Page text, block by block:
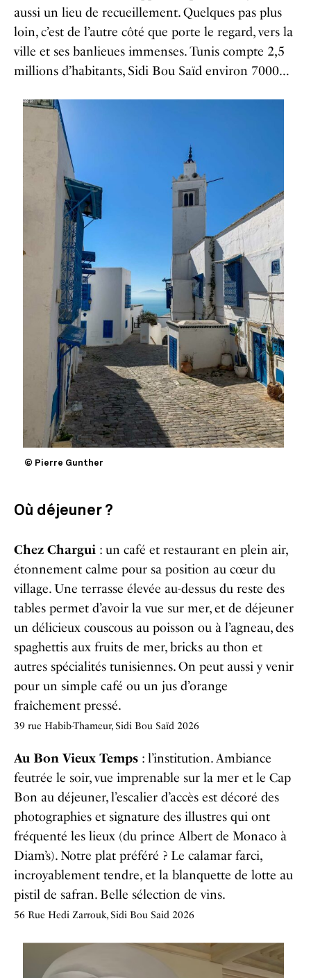
aussi un lieu de recueillement. Quelques pas plus
loin, c’est de l’autre côté que porte le regard, vers la
ville et ses banlieues immenses. Tunis compte 2,5
millions d’habitants, Sidi Bou Saïd environ 7000…
© Pierre Gunther
Où déjeuner ?
Chez Chargui : un café et restaurant en plein air,
étonnement calme pour sa position au cœur du
village. Une terrasse élevée au-dessus du reste des
tables permet d’avoir la vue sur mer, et de déjeuner
un délicieux couscous au poisson ou à l’agneau, des
spaghettis aux fruits de mer, bricks au thon et
autres spécialités tunisiennes. On peut aussi y venir
pour un simple café ou un jus d’orange
fraîchement pressé.
39 rue Habib-Thameur, Sidi Bou Saïd 2026
Au Bon Vieux Temps : l’institution. Ambiance
feutrée le soir, vue imprenable sur la mer et le Cap
Bon au déjeuner, l’escalier d’accès est décoré des
photographies et signature des illustres qui ont
fréquenté les lieux (du prince Albert de Monaco à
Diam’s). Notre plat préféré ? Le calamar farci,
incroyablement tendre, et la blanquette de lotte au
pistil de safran. Belle sélection de vins.
56 Rue Hedi Zarrouk, Sidi Bou Said 2026